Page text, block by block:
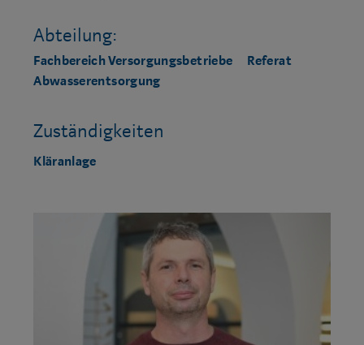
Abteilung:
Fachbereich Versorgungsbetriebe
Referat
Abwasserentsorgung
Zuständigkeiten
Kläranlage